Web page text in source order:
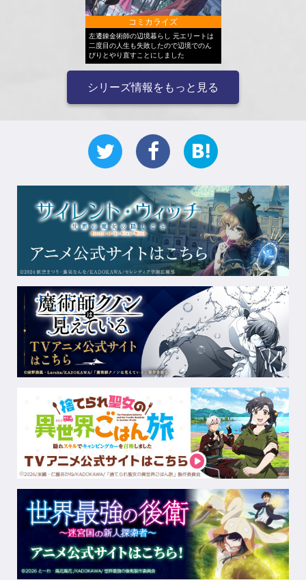
コミカライズ
左遷錬金術師の辺境暮らし 元エリートは
二度目の人生も失敗したので辺境でのん
びりとやり直すことにしました
シリーズ情報をもっと見る